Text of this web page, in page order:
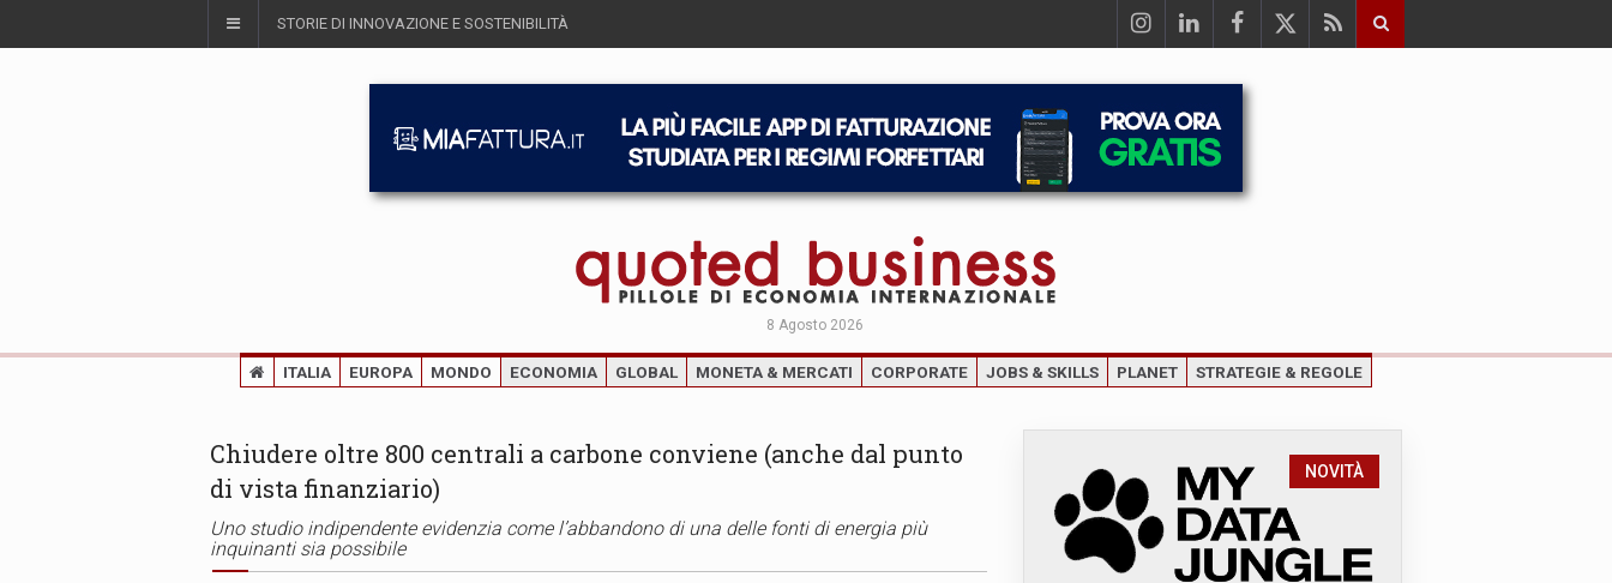
STORIE DI INNOVAZIONE E SOSTENIBILITÀ
8 Agosto 2026
ITALIA EUROPA MONDO ECONOMIA GLOBAL MONETA & MERCATI CORPORATE JOBS & SKILLS PLANET STRATEGIE & REGOLE
Chiudere oltre 800 centrali a carbone conviene (anche dal punto
di vista finanziario)
Uno studio indipendente evidenzia come l’abbandono di una delle fonti di energia più
inquinanti sia possibile
NOVITÀ